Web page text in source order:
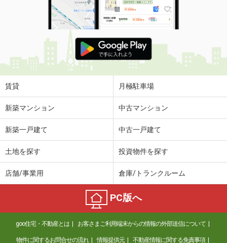
賃貸 月極駐車場
新築マンション 中古マンション
新築一戸建て 中古一戸建て
土地を探す 投資物件を探す
店舗/事業用 倉庫/トランクルーム
PC版へ
goo住宅・不動産とは お客さまご利用端末からの情報の外部送信について
物件に関するお問合せの流れ 情報提供元 不動産情報に関する免責事項